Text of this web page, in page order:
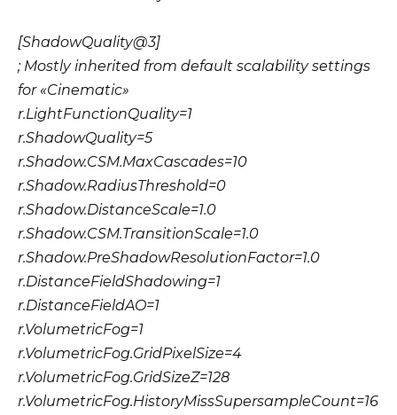
[ShadowQuality@3]
; Mostly inherited from default scalability settings
for «Cinematic»
r.LightFunctionQuality=1
r.ShadowQuality=5
r.Shadow.CSM.MaxCascades=10
r.Shadow.RadiusThreshold=0
r.Shadow.DistanceScale=1.0
r.Shadow.CSM.TransitionScale=1.0
r.Shadow.PreShadowResolutionFactor=1.0
r.DistanceFieldShadowing=1
r.DistanceFieldAO=1
r.VolumetricFog=1
r.VolumetricFog.GridPixelSize=4
r.VolumetricFog.GridSizeZ=128
r.VolumetricFog.HistoryMissSupersampleCount=16